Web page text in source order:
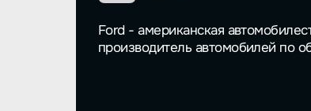
Ford - американская
производитель автомобилей по